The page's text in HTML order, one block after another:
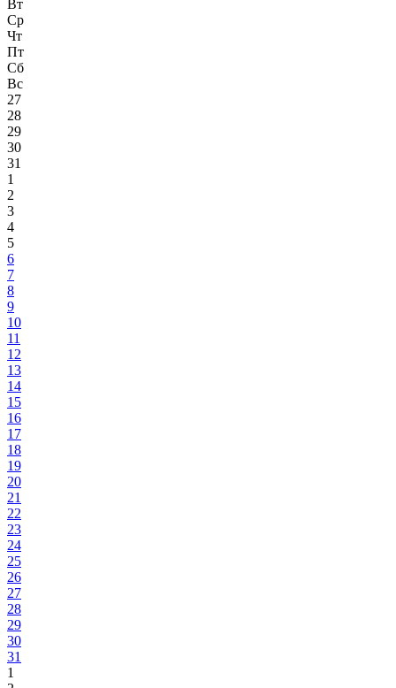
Вт
Ср
Чт
Пт
Сб
Вс
27
28
29
30
31
1
2
3
4
5
6
7
8
9
10
11
12
13
14
15
16
17
18
19
20
21
22
23
24
25
26
27
28
29
30
31
1